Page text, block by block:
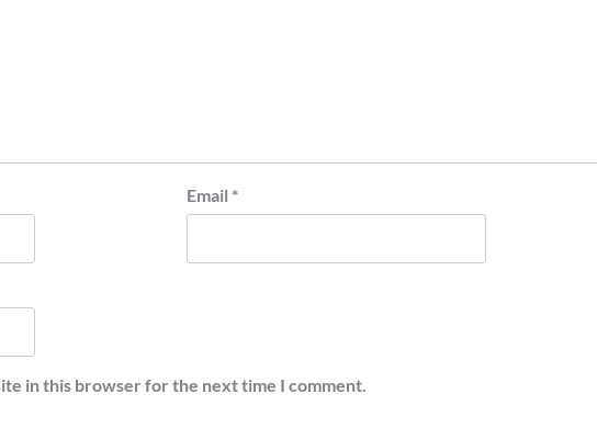
Email *
in this browser for the next time I comment.